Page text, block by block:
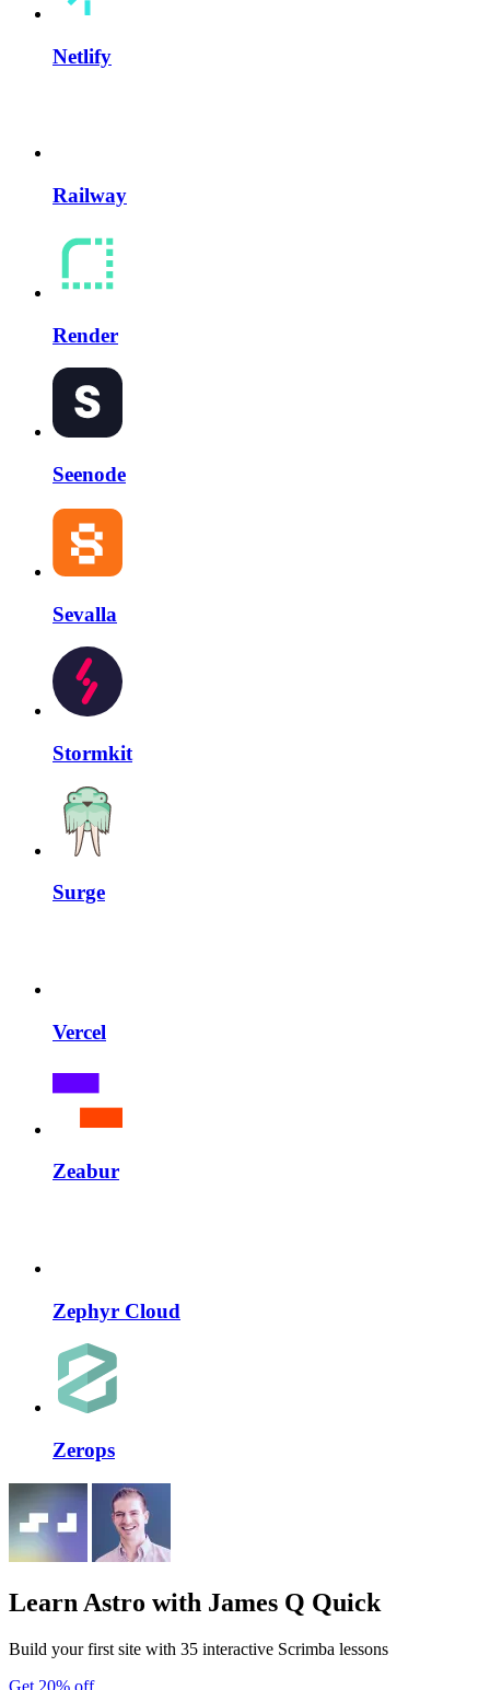
Netlify
Railway
Render
Seenode
Sevalla
Stormkit
Surge
Vercel
Zeabur
Zephyr Cloud
Zerops
Learn Astro with James Q Quick
Build your first site with 35 interactive Scrimba lessons
Get 20% off